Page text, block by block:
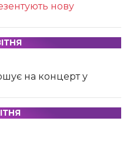
нову
на концерт у